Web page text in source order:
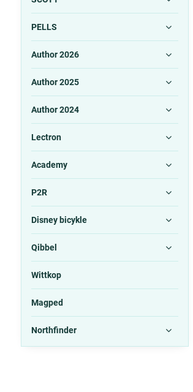
PELLS
Author 2026
Author 2025
Author 2024
Lectron
Academy
P2R
Disney bicykle
Qibbel
Wittkop
Magped
Northfinder